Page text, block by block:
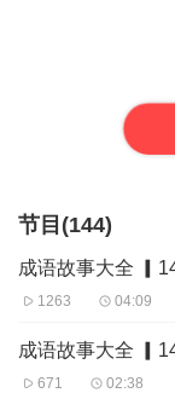
节目(144)
成语故事大全
1263 04:09
成语故事大全
671 02:38